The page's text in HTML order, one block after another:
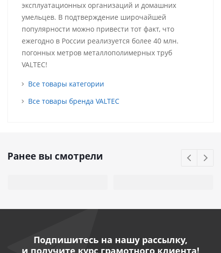
эксплуатационных организаций и домашних
умельцев. В подтверждение широчайшей
популярности можно привести тот факт, что
ежегодно в России реализуется более 40 млн.
погонных метров металлополимерных труб
VALTEC!
Все товары категории
Все товары бренда VALTEC
Ранее вы смотрели
Подпишитесь на нашу рассылку,
и получите курс грамотного клиента!